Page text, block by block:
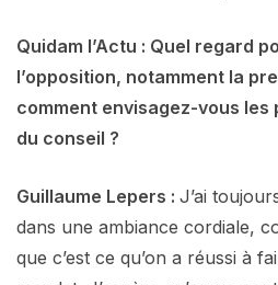
Quidam l’Actu : Quel regard
l’opposition, notamment la
comment envisagez-vous les
du conseil ?
Guillaume Lepers : J’ai
dans une ambiance cordiale,
que c’est ce qu’on a réussi à